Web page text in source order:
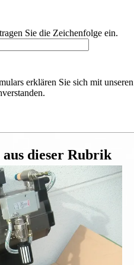
Sie die Zeichenfolge ein.
erklären Sie sich mit unseren
dieser Rubrik